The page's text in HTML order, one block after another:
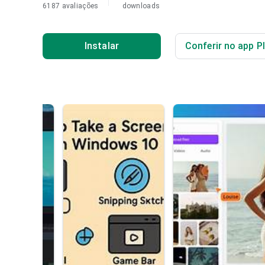
6187 avaliações
downloads
Instalar Conferir no app